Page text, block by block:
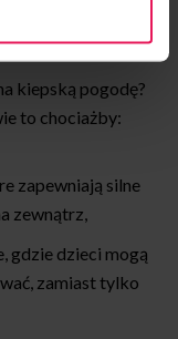
czasu.
kiepską pogodę?
to chociażby:
zapewniają silne
zewnątrz,
gdzie dzieci mogą
zamiast tylko